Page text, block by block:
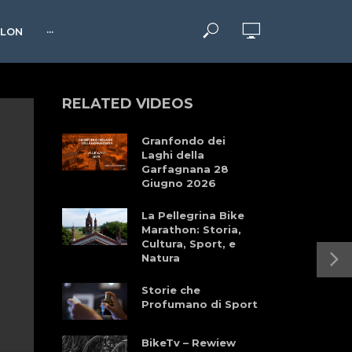
···
RELATED VIDEOS
Granfondo dei
Laghi della
Garfagnana 28
Giugno 2026
La Pellegrina Bike
Marathon: Storia,
Cultura, Sport, e
Natura
Storie che
Profumano di Sport
BikeTv – Rewiew